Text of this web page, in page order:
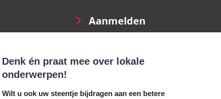
Aanmelden
Denk én praat mee over lokale
onderwerpen!
Wilt u ook uw steentje bijdragen aan een betere